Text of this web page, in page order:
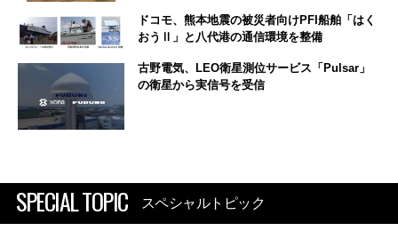
ドコモ、熊本地震の被災者向けPFI船舶「はく
おうⅡ」と八代港の通信環境を整備
古野電気、LEO衛星測位サービス「Pulsar」
の衛星から実信号を受信
SPECIAL TOPIC スペシャルトピック